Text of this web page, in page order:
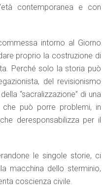
contemporanea e con
intorno al Giorno
proprio la costruzione di
Perché solo la storia può
del revisionismo
“sacralizzazione” di una
può porre problemi, in
deresponsabilizza per il
le singole storie, ci
macchina dello sterminio,
coscienza civile.